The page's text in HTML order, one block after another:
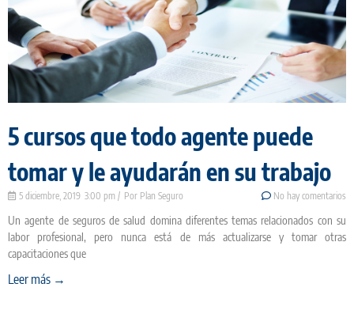
5 cursos que todo agente puede
tomar y le ayudarán en su trabajo
Plan Seguro
5 diciembre, 2019 3:00 pm No hay comentarios
Un agente de seguros de salud domina diferentes temas relacionados con su
labor profesional, pero nunca está de más actualizarse y tomar otras
capacitaciones que
Leer más →